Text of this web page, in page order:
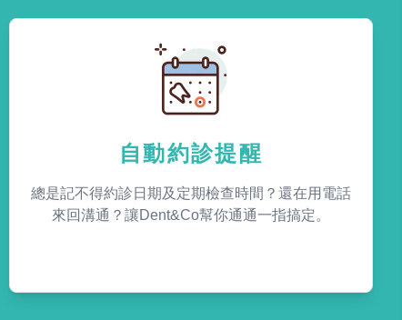
自動約診提醒
總是記不得約診日期及定期檢查時間？還在用電話
來回溝通？讓Dent&Co幫你通通一指搞定。